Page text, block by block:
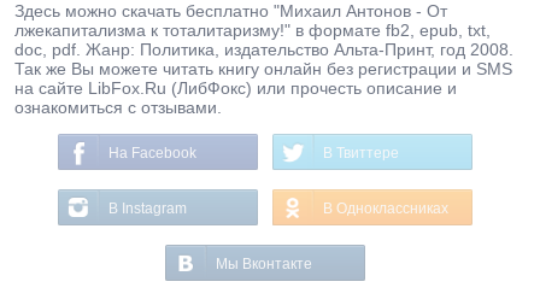
Здесь можно скачать бесплатно "Михаил Антонов - От
лжекапитализма к тоталитаризму!" в формате fb2, epub, txt,
doc, pdf. Жанр: Политика, издательство Альта-Принт, год 2008.
Так же Вы можете читать книгу онлайн без регистрации и SMS
на сайте LibFox.Ru (ЛибФокс) или прочесть описание и
ознакомиться с отзывами.
На Facebook В Твиттере
В Instagram В Одноклассниках
Мы Вконтакте